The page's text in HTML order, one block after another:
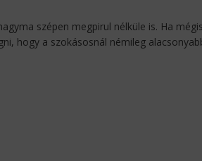
szépen megpirul nélküle is. Ha mégis
hogy a szokásosnál némileg